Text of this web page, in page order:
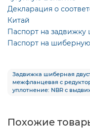
Декларация о
Китай
Паспорт на
Паспорт на
Задвижка шиберная
межфланцевая с
уплотнение: NBR с
Похожие